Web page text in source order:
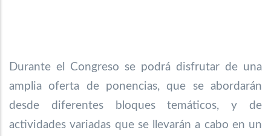
Durante el Congreso se podrá disfrutar de una
amplia oferta de ponencias, que se abordarán
desde diferentes bloques temáticos, y de
actividades variadas que se llevarán a cabo en un